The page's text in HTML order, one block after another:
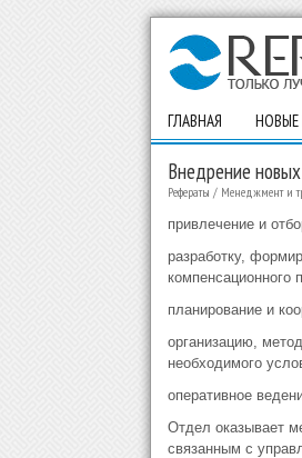
ГЛАВНАЯ НОВЫЕ
Внедрение
Рефераты / Менеджмент и
привлечение и
разработку,
компенсационного
планирование и
организацию,
необходимого
оперативное
Отдел оказывает
связанным с